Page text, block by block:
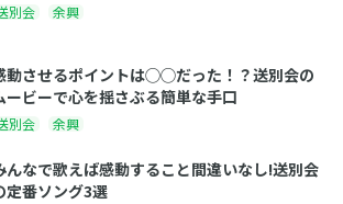
別会 余興
動させるポイントは◯◯だった！？送別会の
ービーで心を揺さぶる簡単な手口
別会 余興
んなで歌えば感動すること間違いなし!送別会
定番ソング3選